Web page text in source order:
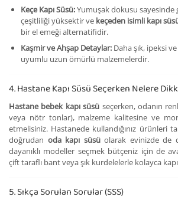
Keçe Kapı Süsü:Yumuşak dokusu sayesinde
çeşitliliği yüksektir ve keçeden isimli kapı
bir el emeği alternatifidir.
Kaşmir ve Ahşap Detaylar: Daha şık, ipeksi
uyumlu uzun ömürlü malzemelerdir.
4. Hastane Kapı Süsü Seçerken Nelere
Hastane bebek kapı süsü seçerken, odanın
veya nötr tonlar), malzeme kalitesine ve
etmelisiniz. Hastanede kullandığınız ürünleri
doğrudan oda kapı süsüolarak evinizde de
dayanıklı modeller seçmek bütçeniz için de
çift taraflı bant veya şık kurdelelerle kolayca
5. Sıkça Sorulan Sorular (SSS)